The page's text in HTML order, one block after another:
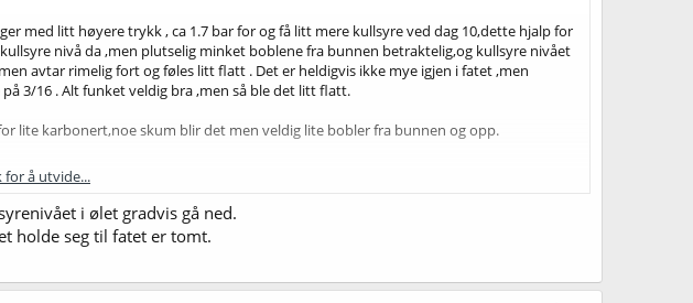
med litt høyere trykk , ca 1.7 bar for og få litt mere kullsyre ved dag 10,dette hjalp for
nivå da ,men plutselig minket boblene fra bunnen betraktelig,og kullsyre nivået
avtar rimelig fort og føles litt flatt . Det er heldigvis ikke mye igjen i fatet ,men
3/16 . Alt funket veldig bra ,men så ble det litt flatt.
lite karbonert,noe skum blir det men veldig lite bobler fra bunnen og opp.
for å utvide...
i ølet gradvis gå ned.
holde seg til fatet er tomt.